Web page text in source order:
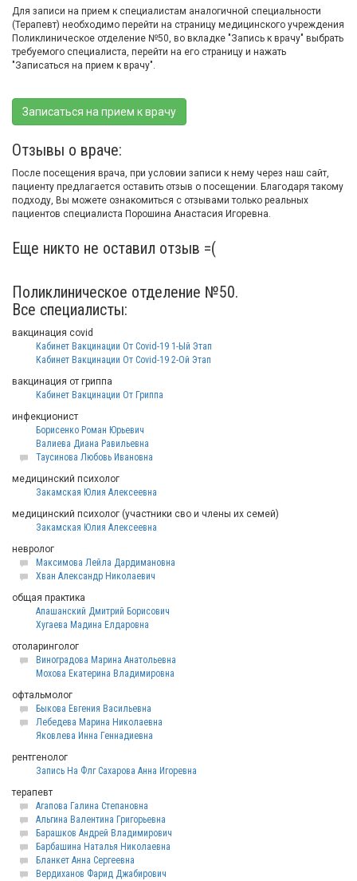
Для записи на прием к специалистам аналогичной специальности
(Терапевт) необходимо перейти на страницу медицинского учреждения
Поликлиническое отделение №50, во вкладке "Запись к врачу" выбрать
требуемого специалиста, перейти на его страницу и нажать
"Записаться на прием к врачу".
Записаться на прием к врачу
Отзывы о враче:
После посещения врача, при условии записи к нему через наш сайт,
пациенту предлагается оставить отзыв о посещении. Благодаря такому
подходу, Вы можете ознакомиться с отзывами только реальных
пациентов специалиста Порошина Анастасия Игоревна.
Еще никто не оставил отзыв =(
Поликлиническое отделение №50.
Все специалисты:
вакцинация covid
Кабинет Вакцинации От Covid-19 1-Ый Этап
Кабинет Вакцинации От Covid-19 2-Ой Этап
вакцинация от гриппа
Кабинет Вакцинации От Гриппа
инфекционист
Борисенко Роман Юрьевич
Валиева Диана Равильевна
Таусинова Любовь Ивановна
медицинский психолог
Закамская Юлия Алексеевна
медицинский психолог (участники сво и члены их семей)
Закамская Юлия Алексеевна
невролог
Максимова Лейла Дардимановна
Хван Александр Николаевич
общая практика
Апашанский Дмитрий Борисович
Хугаева Мадина Елдаровна
отоларинголог
Виноградова Марина Анатольевна
Мохова Екатерина Владимировна
офтальмолог
Быкова Евгения Васильевна
Лебедева Марина Николаевна
Яковлева Инна Геннадиевна
рентгенолог
Запись На Флг Сахарова Анна Игоревна
терапевт
Агапова Галина Степановна
Альгина Валентина Григорьевна
Барашков Андрей Владимирович
Барбашина Наталья Николаевна
Бланкет Анна Сергеевна
Вердиханов Фарид Джабирович